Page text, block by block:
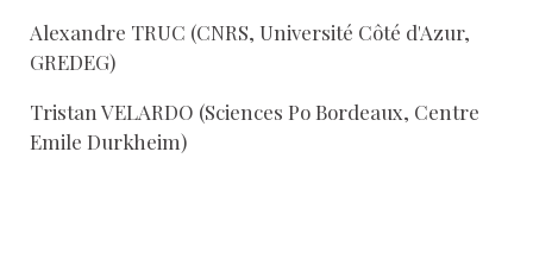
Alexandre TRUC (CNRS, Université Côté d'Azur,
GREDEG)
Tristan VELARDO (Sciences Po Bordeaux, Centre
Emile Durkheim)